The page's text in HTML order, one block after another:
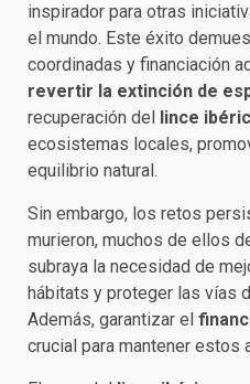
inspirador para otras
el mundo. Este éxito
coordinadas y financiación
revertir la extinción de
recuperación del
lince
ecosistemas locales,
equilibrio natural.
Sin embargo, los retos
murieron, muchos de ellos
subraya la necesidad de
hábitats y proteger las vías
Además, garantizar el
crucial para mantener estos